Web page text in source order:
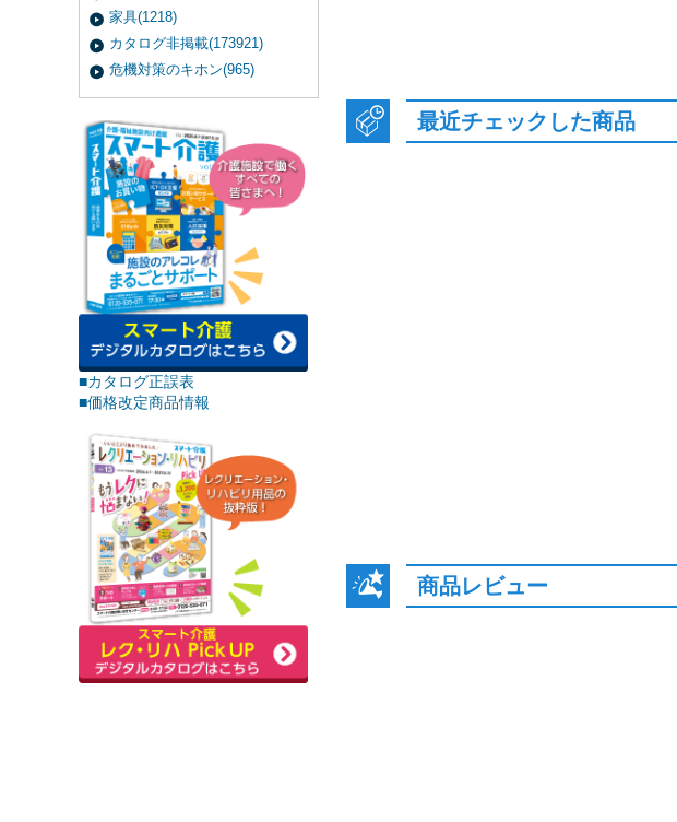
家具(1218)
カタログ非掲載(173921)
危機対策のキホン(965)
■カタログ正誤表
■価格改定商品情報
最近チェックした商品
商品レビュー